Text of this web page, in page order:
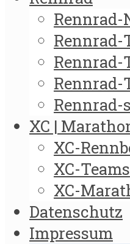
Rennrad-
Rennrad-
Rennrad-
XC |
XC-
XC-Teams
XC-
Datenschutz
Impressum